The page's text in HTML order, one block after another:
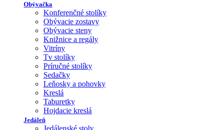
Obývačka
Konferenčné stolíky
Obývacie zostavy
Obývacie steny
Knižnice a regály
Vitríny
Tv stolíky
Príručné stolíky
Sedačky
Leňosky a pohovky
Kreslá
Taburetky
Hojdacie kreslá
Jedáleň
Jedálenské stoly